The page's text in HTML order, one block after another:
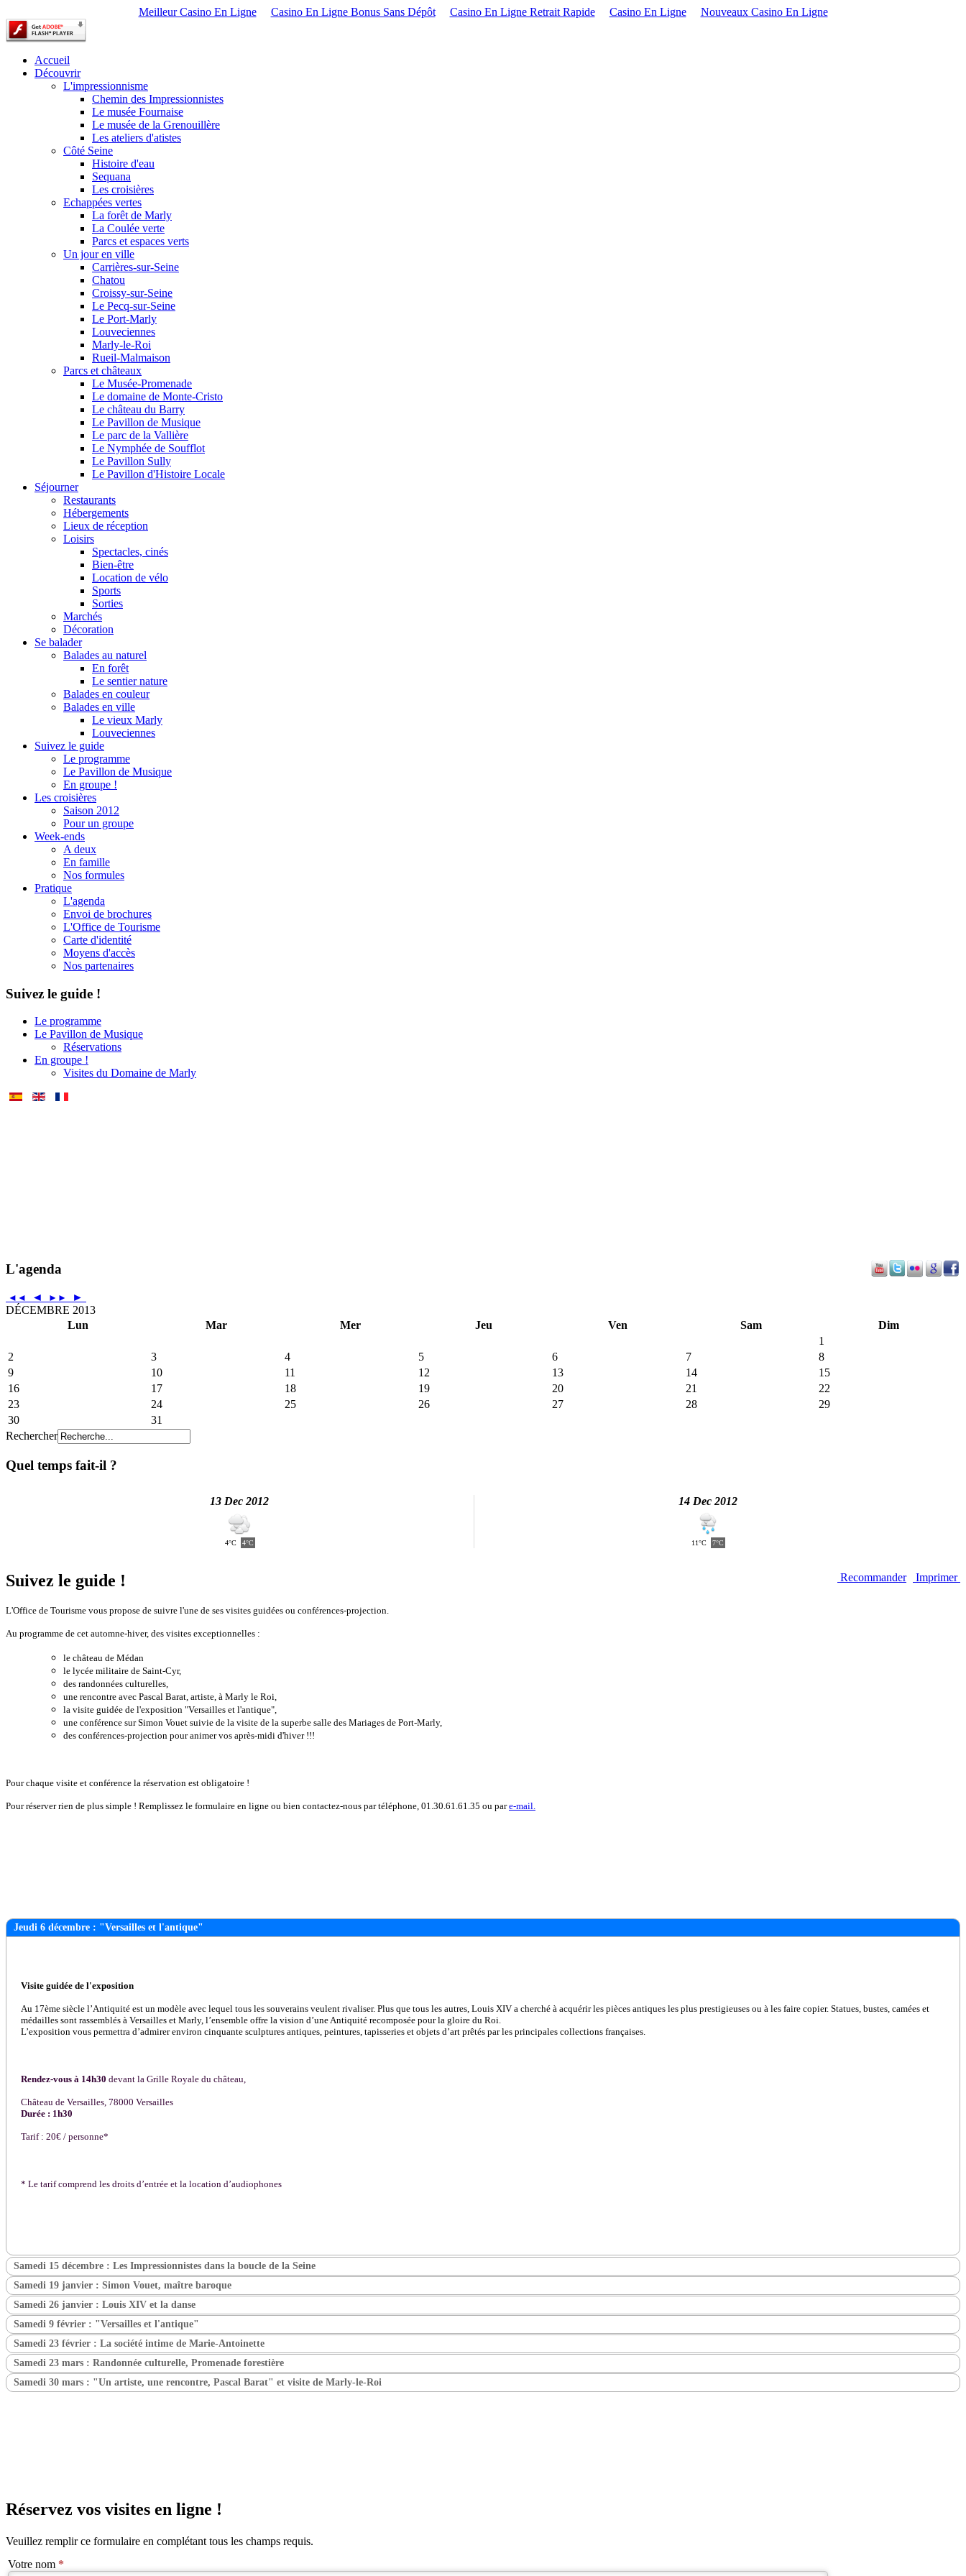
Meilleur Casino En Ligne Casino En Ligne Bonus Sans Dépôt Casino En Ligne Retrait Rapide Casino En Ligne Nouveaux Casino En Ligne
Accueil
Découvrir
L'impressionnisme
Chemin des Impressionnistes
Le musée Fournaise
Le musée de la Grenouillère
Les ateliers d'atistes
Côté Seine
Histoire d'eau
Sequana
Les croisières
Echappées vertes
La forêt de Marly
La Coulée verte
Parcs et espaces verts
Un jour en ville
Carrières-sur-Seine
Chatou
Croissy-sur-Seine
Le Pecq-sur-Seine
Le Port-Marly
Louveciennes
Marly-le-Roi
Rueil-Malmaison
Parcs et châteaux
Le Musée-Promenade
Le domaine de Monte-Cristo
Le château du Barry
Le Pavillon de Musique
Le parc de la Vallière
Le Nymphée de Soufflot
Le Pavillon Sully
Le Pavillon d'Histoire Locale
Séjourner
Restaurants
Hébergements
Lieux de réception
Loisirs
Spectacles, cinés
Bien-être
Location de vélo
Sports
Sorties
Marchés
Décoration
Se balader
Balades au naturel
En forêt
Le sentier nature
Balades en couleur
Balades en ville
Le vieux Marly
Louveciennes
Suivez le guide
Le programme
Le Pavillon de Musique
En groupe !
Les croisières
Saison 2012
Pour un groupe
Week-ends
A deux
En famille
Nos formules
Pratique
L'agenda
Envoi de brochures
L'Office de Tourisme
Carte d'identité
Moyens d'accès
Nos partenaires
Suivez le guide !
Le programme
Le Pavillon de Musique
Réservations
En groupe !
Visites du Domaine de Marly
L'agenda
◄◄ ◄ ►►
►
DÉCEMBRE 2013
Lun
Mar Mer Jeu Ven Sam
Dim
1
2
3 4 5 6 7
8
9
10 11 12 13 14
15
16
17 18 19 20 21
22
23
24 25 26 27 28
29
30
31
Rechercher
Quel temps fait-il ?
13 Dec 2012
4°C 4°C
14 Dec 2012
11°C 7°C
Recommander Imprimer
Suivez le guide !
L'Office de Tourisme vous propose de suivre l'une de ses visites guidées ou conférences-projection.
Au programme de cet automne-hiver, des visites exceptionnelles :
le château de Médan
le lycée militaire de Saint-Cyr,
des randonnées culturelles,
une rencontre avec Pascal Barat, artiste, à Marly le Roi,
la visite guidée de l'exposition "Versailles et l'antique",
une conférence sur Simon Vouet suivie de la visite de la superbe salle des Mariages de Port-Marly,
des conférences-projection pour animer vos après-midi d'hiver !!!
Pour chaque visite et conférence la réservation est obligatoire !
Pour réserver rien de plus simple ! Remplissez le formulaire en ligne ou bien contactez-nous par téléphone, 01.30.61.61.35 ou pare-mail.
Jeudi 6 décembre : "Versailles et l'antique"
Visite guidée de l'exposition
Au 17ème siècle l’Antiquité est un modèle avec lequel tous les souverains veulent rivaliser. Plus que tous les autres, Louis XIV a cherché à acquérir les pièces antiques les plus prestigieuses ou à les faire copier. Statues, bustes, camées et
médailles sont rassemblés à Versailles et Marly, l’ensemble offre la vision d’une Antiquité recomposée pour la gloire du Roi.
L’exposition vous permettra d’admirer environ cinquante sculptures antiques, peintures, tapisseries et objets d’art prêtés par les principales collections françaises.
Rendez-vous à 14h30 devant la Grille Royale du château,
Château de Versailles, 78000 Versailles
Durée : 1h30
Tarif : 20€ / personne*
* Le tarif comprend les droits d’entrée et la location d’audiophones
Samedi 15 décembre : Les Impressionnistes dans la boucle de la Seine
Samedi 19 janvier : Simon Vouet, maître baroque
Samedi 26 janvier : Louis XIV et la danse
Samedi 9 février : "Versailles et l'antique"
Samedi 23 février : La société intime de Marie-Antoinette
Samedi 23 mars : Randonnée culturelle, Promenade forestière
Samedi 30 mars : "Un artiste, une rencontre, Pascal Barat" et visite de Marly-le-Roi
Réservez vos visites en ligne !
Veuillez remplir ce formulaire en complétant tous les champs requis.
Votre nom